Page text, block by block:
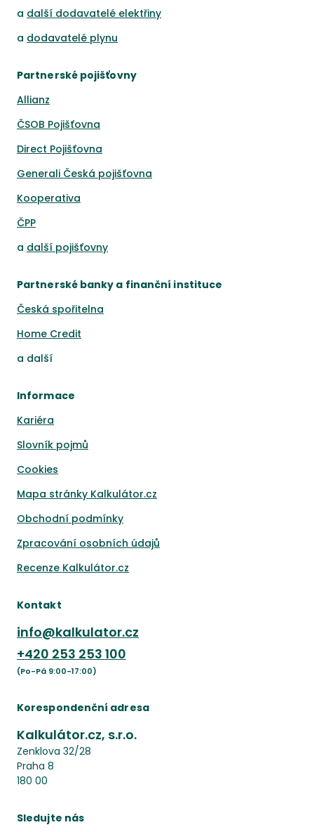
a další dodavatelé elektřiny
a dodavatelé plynu
Partnerské pojišťovny
Allianz
ČSOB Pojišťovna
Direct Pojišťovna
Generali Česká pojišťovna
Kooperativa
ČPP
a další pojišťovny
Partnerské banky a finanční instituce
Česká spořitelna
Home Credit
a další
Informace
Kariéra
Slovník pojmů
Cookies
Mapa stránky Kalkulátor.cz
Obchodní podmínky
Zpracování osobních údajů
Recenze Kalkulátor.cz
Kontakt
info@kalkulator.cz
+420 253 253 100
(Po-Pá 9:00-17:00)
Korespondenční adresa
Kalkulátor.cz, s.r.o.
Zenklova 32/28
Praha 8
180 00
Sledujte nás